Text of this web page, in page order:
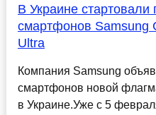
В Украине
смартфонов Samsung
Ultra
Компания Samsung
смартфонов новой
в Украине.Уже с 5